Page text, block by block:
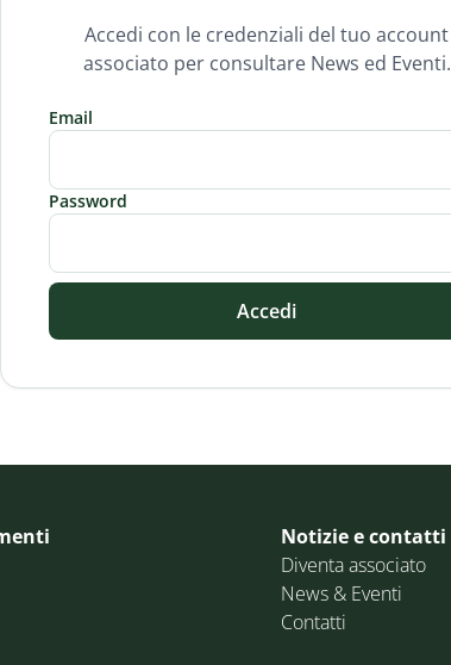
Accedi con le credenziali del tuo account
associato per consultare News ed Eventi.
Email
Password
Accedi
Notizie e contatti
Diventa associato
News & Eventi
Contatti